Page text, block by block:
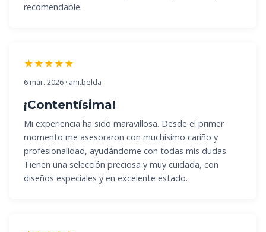
recomendable.
★★★★★
6 mar. 2026 · ani.belda
¡Contentísima!
Mi experiencia ha sido maravillosa. Desde el primer
momento me asesoraron con muchísimo cariño y
profesionalidad, ayudándome con todas mis dudas.
Tienen una selección preciosa y muy cuidada, con
diseños especiales y en excelente estado.